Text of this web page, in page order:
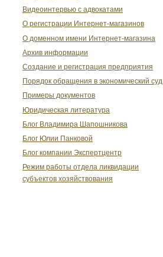
Видеоинтервью с адвокатами
О регистрации Интернет-магазинов
О доменном имени Интернет-магазина
Архив информации
Создание и регистрация предприятия
Порядок обращения в экономический суд
Примеры документов
Юридическая литература
Блог Владимира Шапошникова
Блог Юлии Панковой
Блог компании Экспертцентр
Режим работы отдела ликвидации
субъектов хозяйствования